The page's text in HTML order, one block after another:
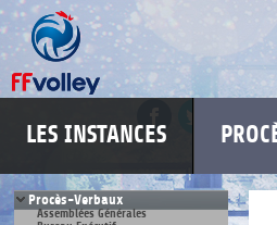
LES INSTANCES
Procès-Verbaux
Assemblées Générales